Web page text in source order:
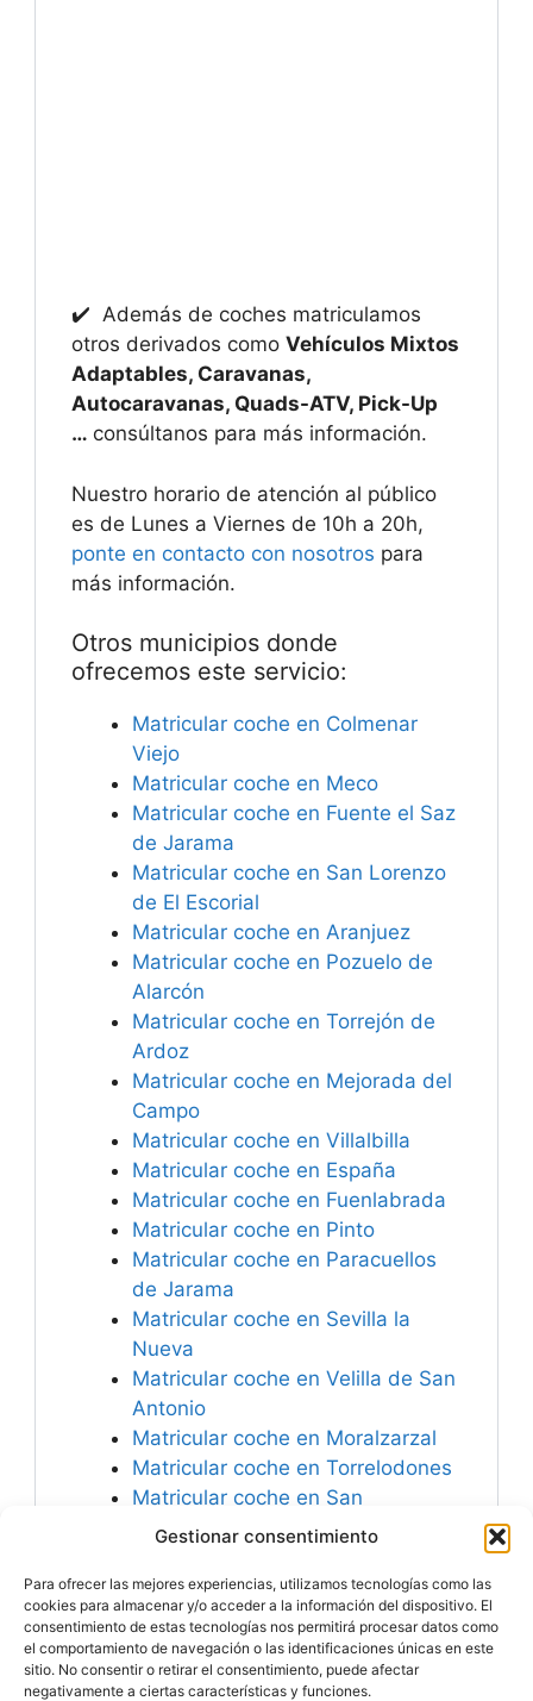
Gestionar consentimiento
Para ofrecer las mejores experiencias, utilizamos tecnologías como las
cookies para almacenar y/o acceder a la información del dispositivo. El
consentimiento de estas tecnologías nos permitirá procesar datos como
el comportamiento de navegación o las identificaciones únicas en este
sitio. No consentir o retirar el consentimiento, puede afectar
negativamente a ciertas características y funciones.
✔️ Además de coches matriculamos
otros derivados como Vehículos Mixtos
Adaptables, Caravanas,
Autocaravanas, Quads-ATV, Pick-Up
… consúltanos para más información.
Nuestro horario de atención al público
es de Lunes a Viernes de 10h a 20h,
ponte en contacto con nosotros para
más información.
Otros municipios donde
ofrecemos este servicio:
Matricular coche en Colmenar
Viejo
Matricular coche en Meco
Matricular coche en Fuente el Saz
de Jarama
Matricular coche en San Lorenzo
de El Escorial
Matricular coche en Aranjuez
Matricular coche en Pozuelo de
Alarcón
Matricular coche en Torrejón de
Ardoz
Matricular coche en Mejorada del
Campo
Matricular coche en Villalbilla
Matricular coche en España
Matricular coche en Fuenlabrada
Matricular coche en Pinto
Matricular coche en Paracuellos
de Jarama
Matricular coche en Sevilla la
Nueva
Matricular coche en Velilla de San
Antonio
Matricular coche en Moralzarzal
Matricular coche en Torrelodones
Matricular coche en San
Sebastián de los Reyes
Matricular coche en Galapagar